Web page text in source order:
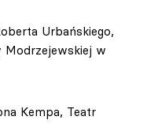
Urbańskiego,
Modrzejewskiej w
Kempa, Teatr